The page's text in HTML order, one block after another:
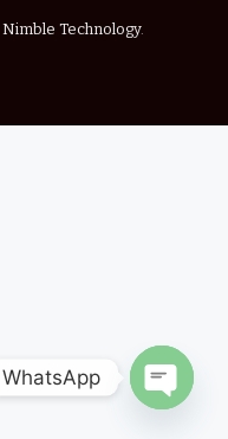
Nimble Technology.
WhatsApp